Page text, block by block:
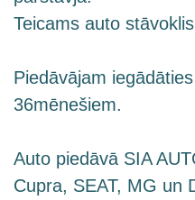
Teicams auto
Piedāvājam
36mēnešiem.
Auto piedāvā SIA
Cupra, SEAT, MG un